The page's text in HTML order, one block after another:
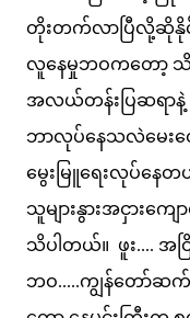
တိုးတက်လာပြီလို့ဆိုနို
လူနေမှုဘဝကတော့ သိပ်
အလယ်တန်းပြဆရာနဲ့
ဘာလုပ်နေသလဲမေးတ
မွေးမြူရေးလုပ်နေ
သူများနွားအငှားကျ
သိပါတယ်။ ဖူး.... အ
ဘဝ.....ကျွန်တော်ဆက်